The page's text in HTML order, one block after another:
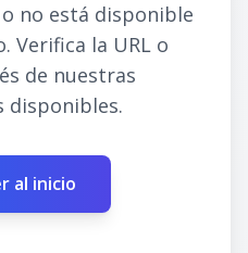
no está disponible
Verifica la URL o
de nuestras
disponibles.
al inicio